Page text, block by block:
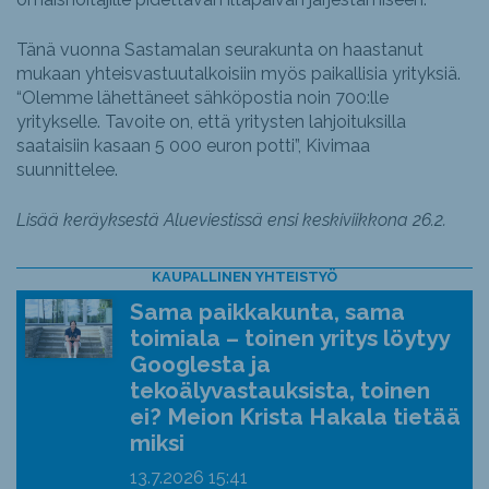
Tänä vuonna Sastamalan seurakunta on haastanut
mukaan yhteisvastuutalkoisiin myös paikallisia yrityksiä.
“Olemme lähettäneet sähköpostia noin 700:lle
yritykselle. Tavoite on, että yritysten lahjoituksilla
saataisiin kasaan 5 000 euron potti”, Kivimaa
suunnittelee.
Lisää keräyksestä Alueviestissä ensi keskiviikkona 26.2.
KAUPALLINEN YHTEISTYÖ
Sama paikkakunta, sama
toimiala – toinen yritys löytyy
Googlesta ja
tekoälyvastauksista, toinen
ei? Meion Krista Hakala tietää
miksi
13.7.2026 15:41